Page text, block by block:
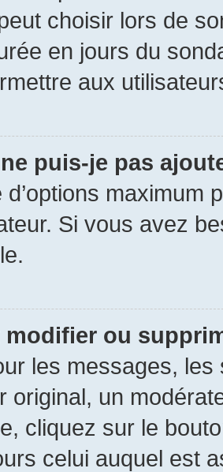
choisir lors de
en jours du
aux
puis-je pas
d’options maximum
Si vous avez
modifier ou
les messages,
original, un
cliquez sur le
celui auquel est